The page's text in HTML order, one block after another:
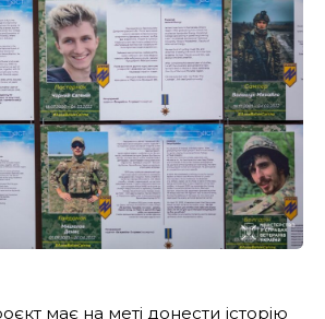
має на меті донести історію